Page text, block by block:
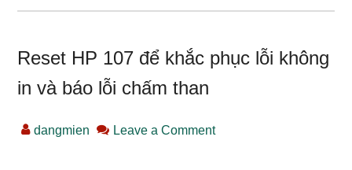
Reset HP 107 để khắc phục lỗi không
in và báo lỗi chấm than
dangmien Leave a Comment